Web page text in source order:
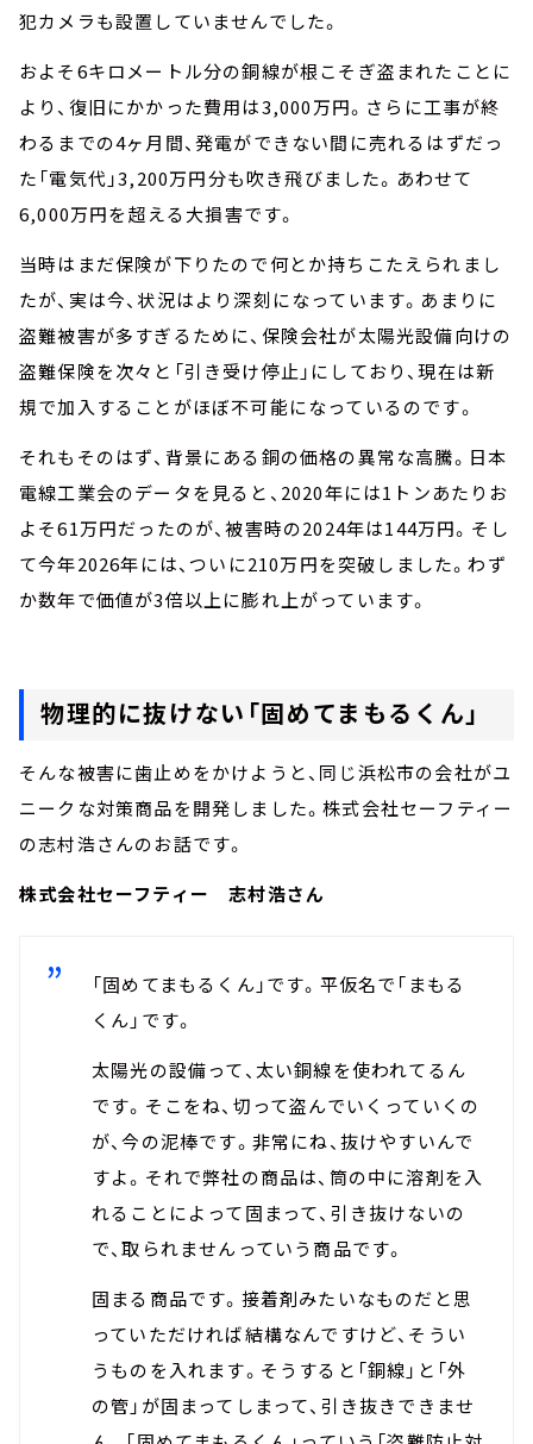
犯カメラも設置していませんでした。
およそ6キロメートル分の銅線が根こそぎ盗まれたことに
より、復旧にかかった費用は3,000万円。さらに工事が終
わるまでの4ヶ月間、発電ができない間に売れるはずだっ
た「電気代」3,200万円分も吹き飛びました。あわせて
6,000万円を超える大損害です。
当時はまだ保険が下りたので何とか持ちこたえられまし
たが、実は今、状況はより深刻になっています。あまりに
盗難被害が多すぎるために、保険会社が太陽光設備向けの
盗難保険を次々と「引き受け停止」にしており、現在は新
規で加入することがほぼ不可能になっているのです。
それもそのはず、背景にある銅の価格の異常な高騰。日本
電線工業会のデータを見ると、2020年には1トンあたりお
よそ61万円だったのが、被害時の2024年は144万円。そし
て今年2026年には、ついに210万円を突破しました。わず
か数年で価値が3倍以上に膨れ上がっています。
物理的に抜けない「固めてまもるくん」
そんな被害に歯止めをかけようと、同じ浜松市の会社がユ
ニークな対策商品を開発しました。株式会社セーフティー
の志村浩さんのお話です。
株式会社セーフティー 志村浩さん
「固めてまもるくん」です。平仮名で「まもる
くん」です。
太陽光の設備って、太い銅線を使われてるん
です。そこをね、切って盗んでいくっていくの
が、今の泥棒です。非常にね、抜けやすいんで
すよ。それで弊社の商品は、筒の中に溶剤を入
れることによって固まって、引き抜けないの
で、取られませんっていう商品です。
固まる商品です。接着剤みたいなものだと思
っていただければ結構なんですけど、そうい
うものを入れます。そうすると「銅線」と「外
の管」が固まってしまって、引き抜きできませ